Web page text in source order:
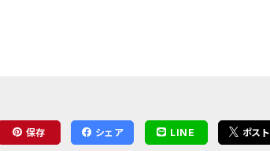
保存 シェア LINE ポスト